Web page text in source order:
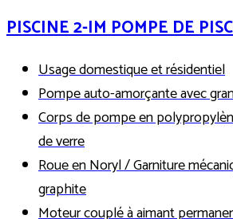
PISCINE 2-IM POMPE DE
Usage domestique et résidentiel
Pompe auto-amorçante avec
Corps de pompe en
de verre
Roue en Noryl / Garniture
graphite
Moteur couplé à aimant